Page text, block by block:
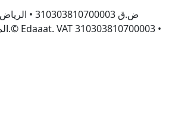
المملكة العربية السعودية.© Edaaat. VAT 310303810700003 •